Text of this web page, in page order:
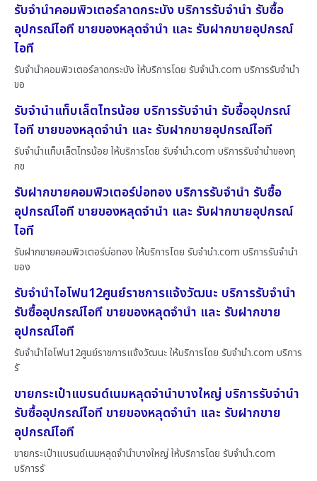
รับจำนำคอมพิวเตอร์ลาดกระบัง บริการรับจำนำ รับซื้อ
อุปกรณ์ไอที ขายของหลุดจำนำ และ รับฝากขายอุปกรณ์
ไอที
รับจำนำคอมพิวเตอร์ลาดกระบัง ให้บริการโดย รับจํานํา.com บริการรับจำนำ
ขอ
รับจำนำแท็บเล็ตไทรน้อย บริการรับจำนำ รับซื้ออุปกรณ์
ไอที ขายของหลุดจำนำ และ รับฝากขายอุปกรณ์ไอที
รับจำนำแท็บเล็ตไทรน้อย ให้บริการโดย รับจํานํา.com บริการรับจำนำของทุ
กช
รับฝากขายคอมพิวเตอร์บ่อทอง บริการรับจำนำ รับซื้อ
อุปกรณ์ไอที ขายของหลุดจำนำ และ รับฝากขายอุปกรณ์
ไอที
รับฝากขายคอมพิวเตอร์บ่อทอง ให้บริการโดย รับจํานํา.com บริการรับจำนำ
ของ
รับจำนำไอโฟน12ศูนย์ราชการแจ้งวัฒนะ บริการรับจำนำ
รับซื้ออุปกรณ์ไอที ขายของหลุดจำนำ และ รับฝากขาย
อุปกรณ์ไอที
รับจำนำไอโฟน12ศูนย์ราชการแจ้งวัฒนะ ให้บริการโดย รับจํานํา.com บริการ
รั
ขายกระเป๋าแบรนด์เนมหลุดจำนำบางใหญ่ บริการรับจำนำ
รับซื้ออุปกรณ์ไอที ขายของหลุดจำนำ และ รับฝากขาย
อุปกรณ์ไอที
ขายกระเป๋าแบรนด์เนมหลุดจำนำบางใหญ่ ให้บริการโดย รับจํานํา.com
บริการรั